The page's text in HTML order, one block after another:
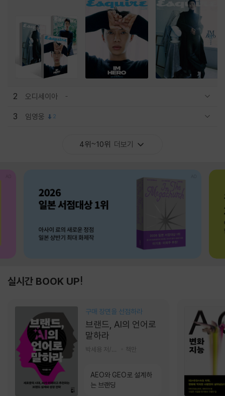
2 오디세이아
3 임영웅 2
4위~10위 더보기
실시간 BOOK UP!
구매 장면을 선점하라
브랜드, AI의 언어로
말하라
책만
AEO와 GEO로 설계하
는 브랜딩